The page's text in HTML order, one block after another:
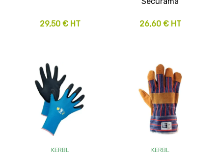
29,50 € HT 26,60 € HT
KERBL KERBL